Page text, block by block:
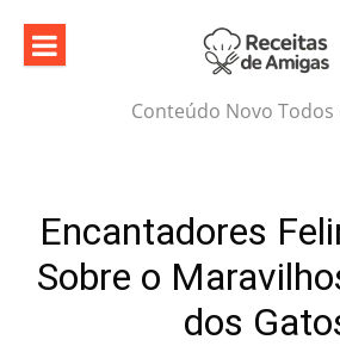
content
Conteúdo Novo Todos
Encantadores
Sobre o
dos